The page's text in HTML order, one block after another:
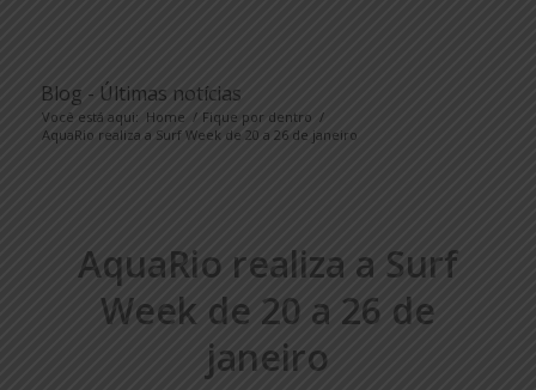
Blog - Últimas notícias
Você está aqui: Home / Fique por dentro /
AquaRio realiza a Surf Week de 20 a 26 de janeiro
AquaRio realiza a Surf
Week de 20 a 26 de
janeiro